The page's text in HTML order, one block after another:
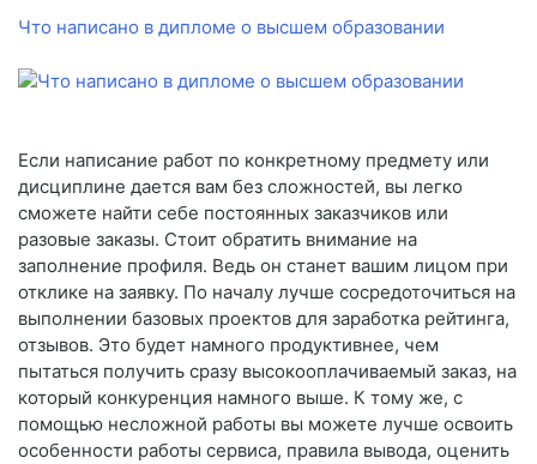
Что написано в дипломе о высшем образовании
Если написание работ по конкретному предмету или
дисциплине дается вам без сложностей, вы легко
сможете найти себе постоянных заказчиков или
разовые заказы. Стоит обратить внимание на
заполнение профиля. Ведь он станет вашим лицом при
отклике на заявку. По началу лучше сосредоточиться на
выполнении базовых проектов для заработка рейтинга,
отзывов. Это будет намного продуктивнее, чем
пытаться получить сразу высокооплачиваемый заказ, на
который конкуренция намного выше. К тому же, с
помощью несложной работы вы можете лучше освоить
особенности работы сервиса, правила вывода, оценить